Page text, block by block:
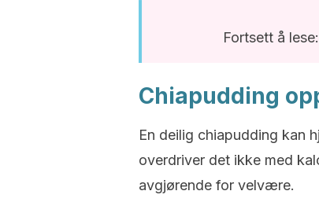
Fortsett å lese:
Chiapudding
En deilig chiapudding kan
overdriver det ikke med
avgjørende for velvære.